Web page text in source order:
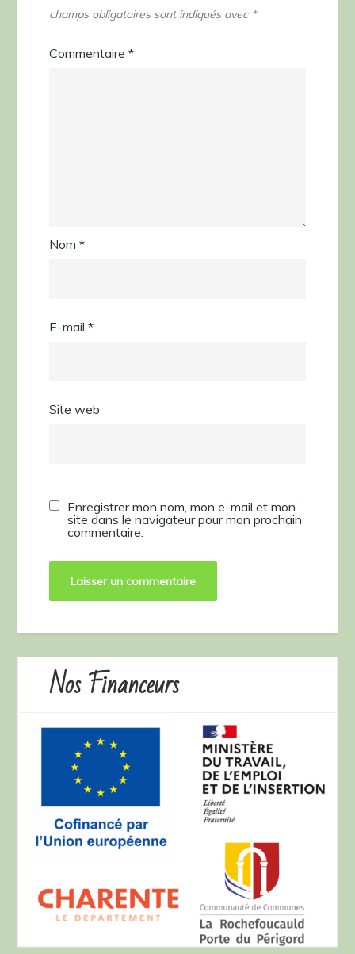
champs obligatoires sont indiqués avec *
Commentaire*
Nom*
E-mail*
Site web
Enregistrer mon nom, mon e-mail et mon
site dans le navigateur pour mon prochain
commentaire.
Nos Financeurs